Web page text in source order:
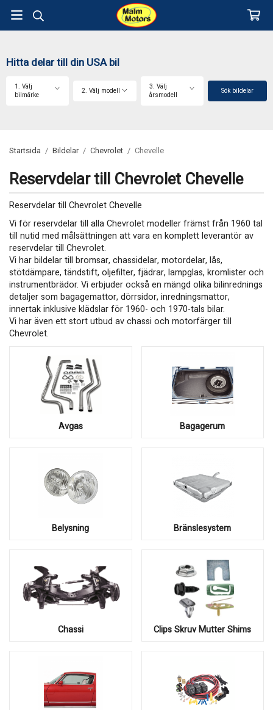
Hitta delar till din USA bil
1. Välj
bilmärke
2. Välj modell
3. Välj
årsmodell
Sök bildelar
Startsida / Bildelar / Chevrolet / Chevelle
Reservdelar till Chevrolet Chevelle
Reservdelar till Chevrolet Chevelle
Vi för reservdelar till alla Chevrolet modeller främst från 1960 tal
till nutid med målsättningen att vara en komplett leverantör av
reservdelar till Chevrolet.
Vi har bildelar till bromsar, chassidelar, motordelar, lås,
stötdämpare, tändstift, oljefilter, fjädrar, lampglas, kromlister och
instrumentbrädor. Vi erbjuder också en mängd olika bilinrednings
detaljer som bagagemattor, dörrsidor, inredningsmattor,
innertak inklusive klädslar för 1960- och 1970-tals bilar.
Vi har även ett stort utbud av chassi och motorfärger till
Chevrolet.
Avgas Bagagerum
Belysning Bränslesystem
Chassi Clips Skruv Mutter Shims